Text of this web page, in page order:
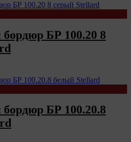
БР 100.20 8
БР 100.20.8